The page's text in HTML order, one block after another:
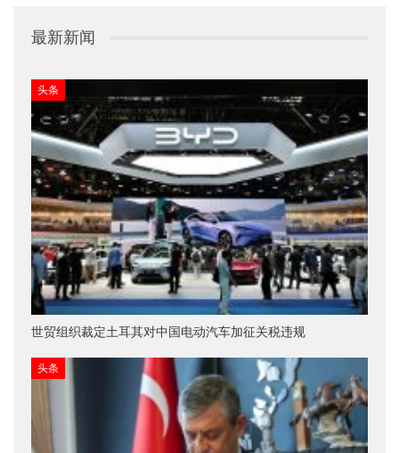
最新新闻
头条
世贸组织裁定土耳其对中国电动汽车加征关税违规
头条